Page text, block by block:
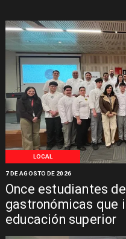
LOCAL
Once estudiantes
gastronómicas que
educación superior
7 DE AGOSTO DE 2026